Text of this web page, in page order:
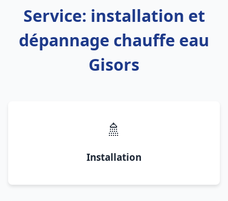
Service: installation et
dépannage chauffe eau
Gisors
🚿
Installation